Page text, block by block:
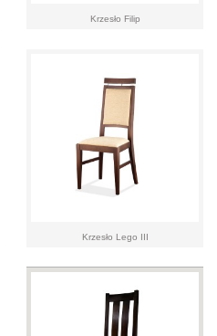
Krzesło Filip
Krzesło Lego III